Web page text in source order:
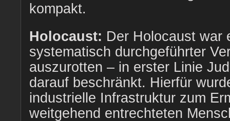
kompakt.
Holocaust: Der Holocaust war
systematisch durchgeführter
auszurotten – in erster Linie
darauf beschränkt. Hierfür
industrielle Infrastruktur zum
weitgehend entrechteten